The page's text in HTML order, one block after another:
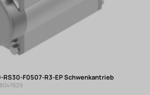
RS30-F0507-R3-EP Schwenkantrieb